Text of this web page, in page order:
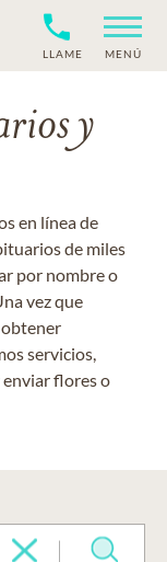
LLAME MENÚ
y
en línea de
de miles
por nombre o
vez que
servicios,
flores o